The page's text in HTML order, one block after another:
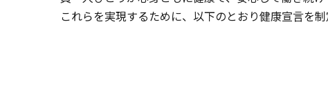
これらを実現するために、以下のとおり健康宣言を制